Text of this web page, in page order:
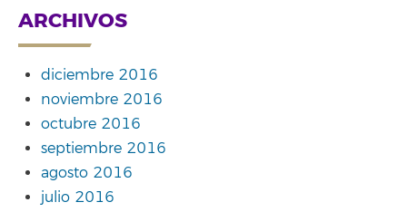
ARCHIVOS
diciembre 2016
noviembre 2016
octubre 2016
septiembre 2016
agosto 2016
julio 2016